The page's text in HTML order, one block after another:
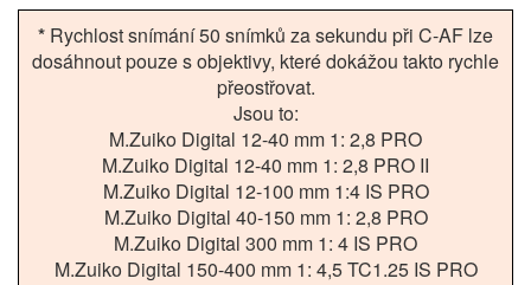
* Rychlost snímání 50 snímků za sekundu při C-AF lze
dosáhnout pouze s objektivy, které dokážou takto rychle
přeostřovat.
Jsou to:
M.Zuiko Digital 12-40 mm 1: 2,8 PRO
M.Zuiko Digital 12-40 mm 1: 2,8 PRO II
M.Zuiko Digital 12-100 mm 1:4 IS PRO
M.Zuiko Digital 40-150 mm 1: 2,8 PRO
M.Zuiko Digital 300 mm 1: 4 IS PRO
M.Zuiko Digital 150-400 mm 1: 4,5 TC1.25 IS PRO